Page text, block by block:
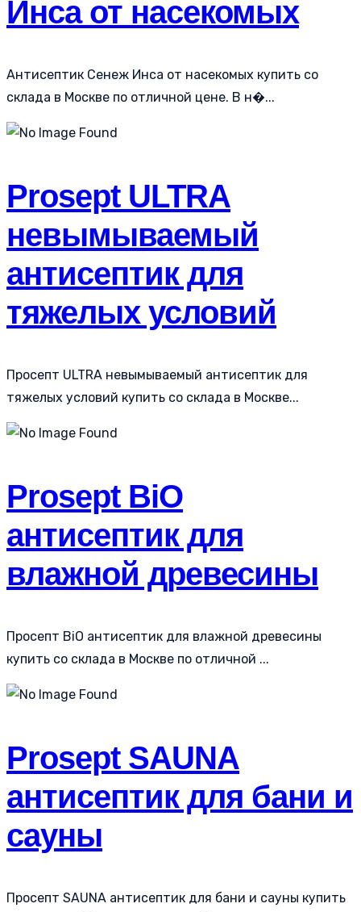
Инса от насекомых
Антисептик Сенеж Инса от насекомых купить со
склада в Москве по отличной цене. В н�...
Prosept ULTRA
невымываемый
антисептик для
тяжелых условий
Просепт ULTRA невымываемый антисептик для
тяжелых условий купить со склада в Москве...
Prosept BiO
антисептик для
влажной древесины
Просепт BiO антисептик для влажной древесины
купить со склада в Москве по отличной ...
Prosept SAUNA
антисептик для бани и
сауны
Просепт SAUNA антисептик для бани и сауны купить